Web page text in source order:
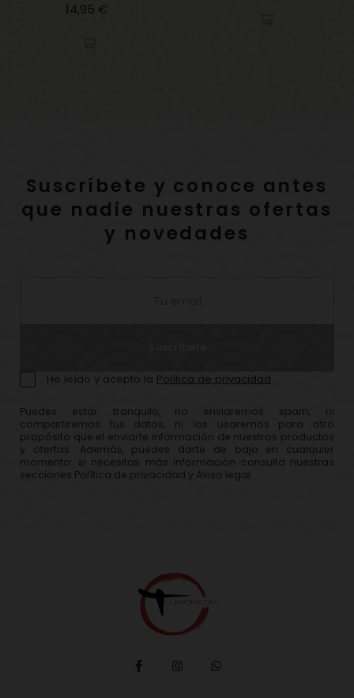
Precio
14,95 €
Suscríbete y conoce antes
que nadie nuestras ofertas
y novedades
Puedes estar tranquilo, no enviaremos spam, ni
compartiremos tus datos, ni los usaremos para otro
propósito que el enviarte información de nuestros productos
y ofertas. Además, puedes darte de baja en cualquier
momento: si necesitas más información consulta nuestras
secciones Política de privacidad y Aviso legal.
He leído y acepto la Política de privacidad